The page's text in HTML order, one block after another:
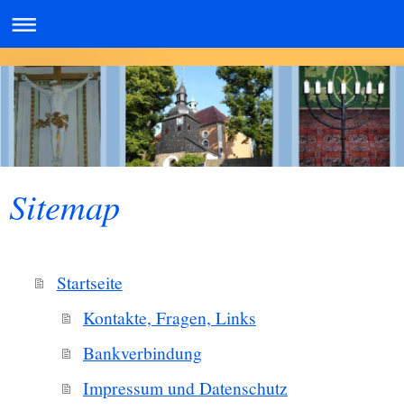
Sitemap
Startseite
Kontakte, Fragen, Links
Bankverbindung
Impressum und Datenschutz